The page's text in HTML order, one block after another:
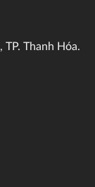
TP. Thanh Hóa.